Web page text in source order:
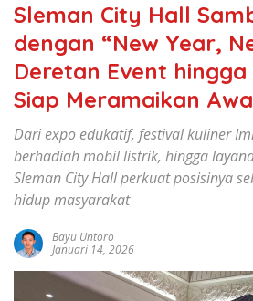
Sleman City Hall
dengan “New Year,
Deretan Event
Siap Meramaikan
Dari expo edukatif, festival kuliner
berhadiah mobil listrik, hingga
Sleman City Hall perkuat posisinya
hidup masyarakat
Bayu Untoro
Januari 14, 2026